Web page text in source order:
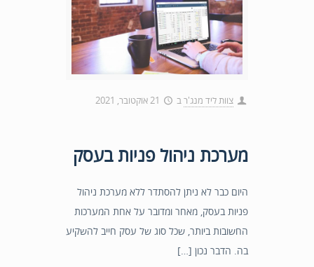
צוות ליד מנג'רב 21 אוקטובר, 2021
מערכת ניהול פניות בעסק
היום כבר לא ניתן להסתדר ללא מערכת ניהול
פניות בעסק, מאחר ומדובר על אחת המערכות
החשובות ביותר, שכל סוג של עסק חייב להשקיע
בה. הדבר נכון […]